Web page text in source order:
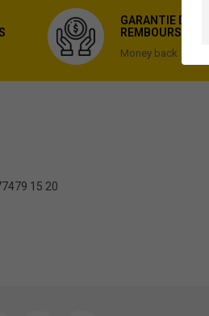
GARANTIE DE
Money back
15 20